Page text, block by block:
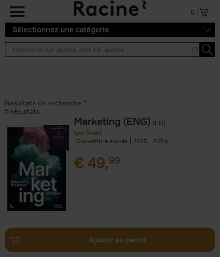
Aller au contenu principal
0
Sélectionnez une catégorie
Résultats de recherche ''
5 résultats
Marketing (ENG) (EN)
Igor Nowé
Couverture souple
2025 208
€ 49,99
Ajouter au panier